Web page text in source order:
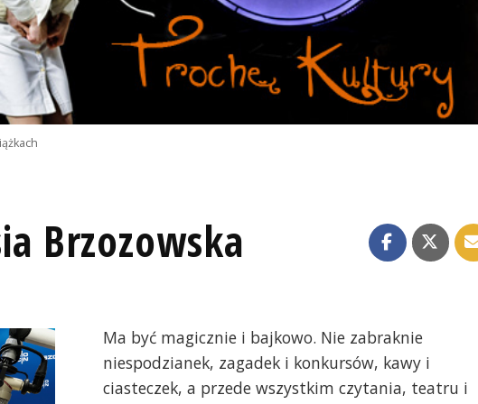
Brzozowska
Ma być magicznie i bajkowo. Nie zabraknie
niespodzianek, zagadek i konkursów, kawy i
ciasteczek, a przede wszystkim czytania, teatru i